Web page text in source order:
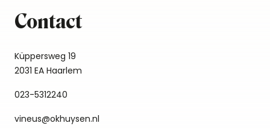
Contact
Küppersweg 19
2031 EA Haarlem
023-5312240
vineus@okhuysen.nl